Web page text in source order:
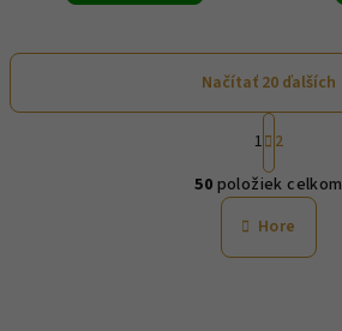
O
v
l
á
Načítať 20 ďalších
S
t
r
á
n
k
o
1 2
50 položiek celkom
Hore